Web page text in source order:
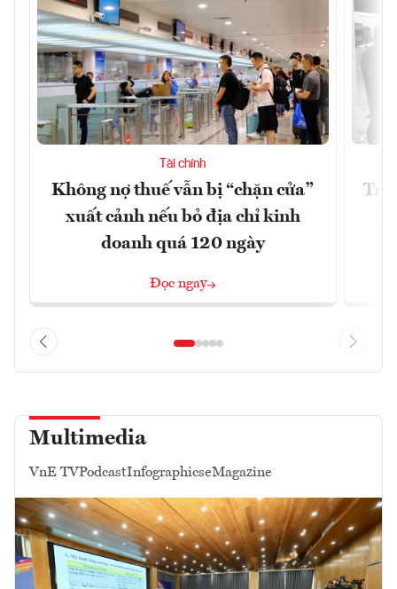
Tài chính
Không nợ thuế vẫn bị “chặn cửa”
xuất cảnh nếu bỏ địa chỉ kinh
doanh quá 120 ngày
Đọc ngay
Multimedia
VnE TVPodcastInfographicseMagazine